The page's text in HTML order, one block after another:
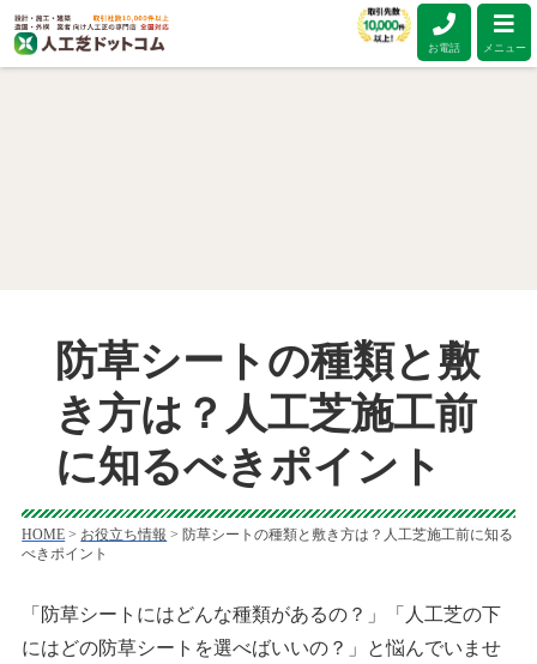
防草シートの種類と敷
き方は？人工芝施工前
に知るべきポイント
HOME > お役立ち情報 > 防草シートの種類と敷き方は？人工芝施工前に知る
べきポイント
「防草シートにはどんな種類があるの？」「人工芝の下
にはどの防草シートを選べばいいの？」と悩んでいませ
お電話 メニュー